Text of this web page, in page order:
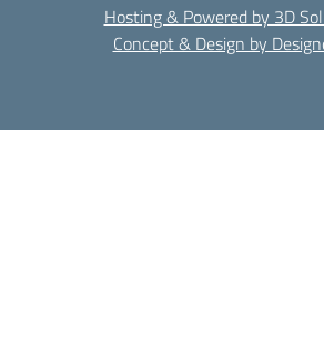
Hosting & Powered by 3D
Concept & Design by